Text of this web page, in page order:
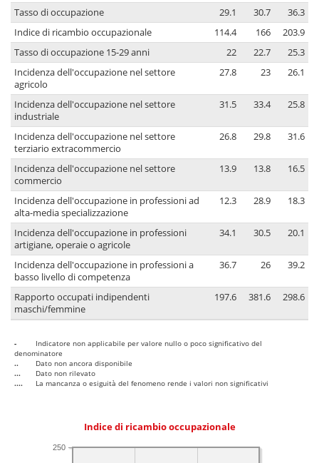
Tasso di occupazione
29.1 30.7
36.3
Indice di ricambio occupazionale
114.4 166
203.9
Tasso di occupazione 15-29 anni
22 22.7
25.3
Incidenza dell'occupazione nel settore
agricolo
27.8 23 26.1
Incidenza dell'occupazione nel settore
industriale
31.5 33.4 25.8
Incidenza dell'occupazione nel settore
terziario extracommercio
26.8 29.8 31.6
Incidenza dell'occupazione nel settore
commercio
13.9 13.8 16.5
Incidenza dell'occupazione in professioni ad
alta-media specializzazione
12.3 28.9 18.3
Incidenza dell'occupazione in professioni
artigiane, operaie o agricole
34.1 30.5 20.1
Incidenza dell'occupazione in professioni a
basso livello di competenza
36.7 26 39.2
Rapporto occupati indipendenti
maschi/femmine
197.6 381.6 298.6
-
Indicatore non applicabile per valore nullo o poco significativo del
denominatore
..
Dato non ancora disponibile
...
Dato non rilevato
....
La mancanza o esiguità del fenomeno rende i valori non significativi
Indice di ricambio occupazionale
250